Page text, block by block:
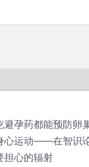
避孕药都能预防卵
心运动——在智识
担心的辐射